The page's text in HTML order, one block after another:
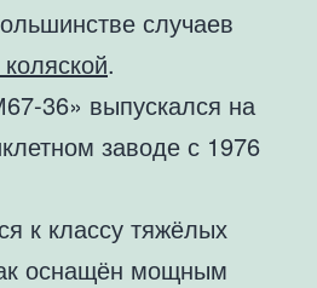
случаев
.
36» выпускался на
заводе с 1976
к классу тяжёлых
оснащён мощным